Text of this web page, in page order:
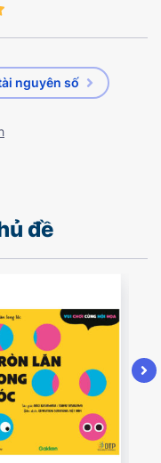
nguyên số
đề